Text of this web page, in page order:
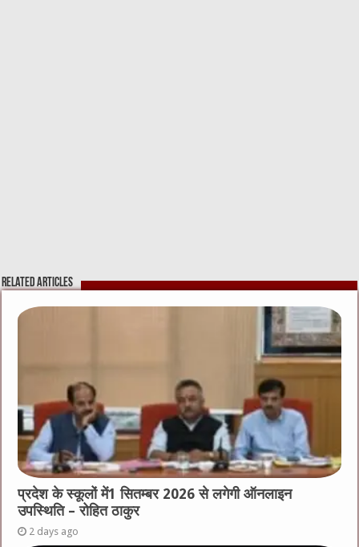
Related Articles
प्रदेश के स्कूलों में1 सितम्बर 2026 से लगेगी ऑनलाइन
उपस्थिति – रोहित ठाकुर
2 days ago